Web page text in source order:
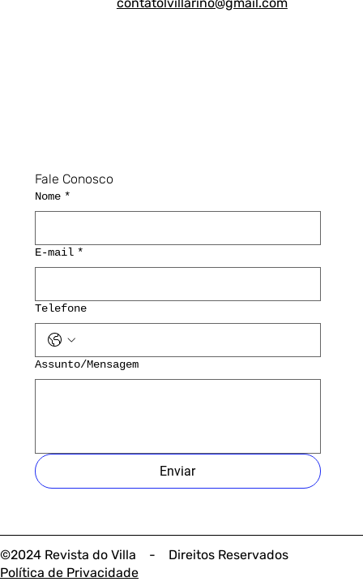
©2024 Revista do Villa - Direitos Reservados
Política de Privacidade
Fale Conosco
Nome *
E-mail *
Telefone
Assunto/Mensagem
Enviar